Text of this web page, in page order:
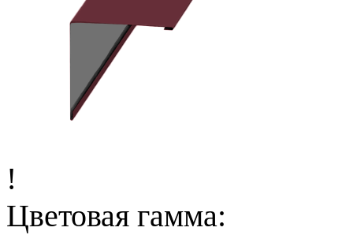
!
Цветовая гамма: